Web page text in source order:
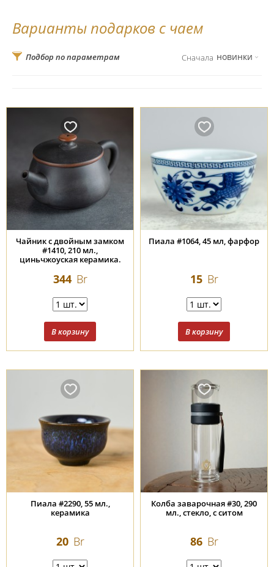
Варианты подарков с чаем
Подбор по параметрам Сначала новинки
Чайник с двойным замком
#1410, 210 мл.,
циньчжоуская керамика.
344 Br
Пиала #1064, 45 мл, фарфор
15 Br
Пиала #2290, 55 мл.,
керамика
20 Br
Колба заварочная #30, 290
мл., стекло, с ситом
86 Br